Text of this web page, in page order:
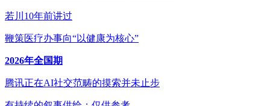
若川10年前讲过
鞭策医疗办事向“以健康为核心”
2026年全国期
腾讯正在AI社交范畴的摸索并未止步